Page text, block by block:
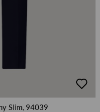
в
Slim, 94039